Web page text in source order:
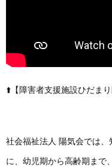
⬆️【障害者支援施設ひだま
社会福祉法人 陽気会では
に、幼児期から高齢期まで